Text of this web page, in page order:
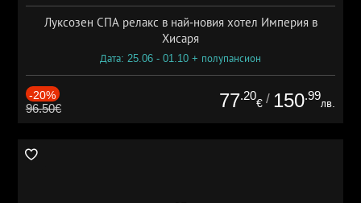
Луксозен СПА релакс в най-новия хотел Империя в
Хисаря
Дата: 25.06 - 01.10 + полупансион
-20%
96.50€ 77.20
€ / 150.99
лв.